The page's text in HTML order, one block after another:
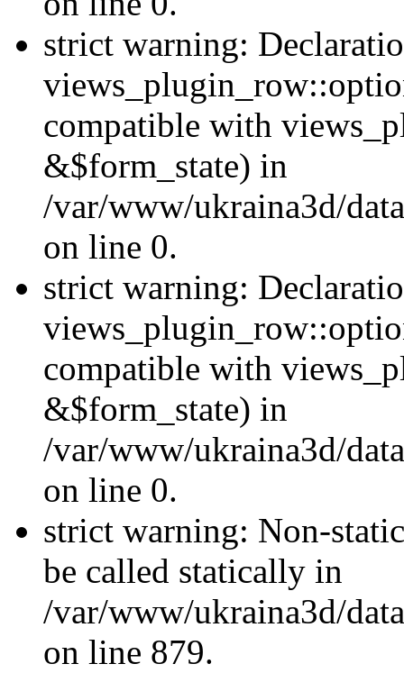
strict warning:
compatible with
&$form_state) in
/var/www/ukraina3d/
on line 0.
strict warning:
compatible with
&$form_state) in
/var/www/ukraina3d/
on line 0.
strict warning: Non-
be called statically in
/var/www/ukraina3d/
on line 879.